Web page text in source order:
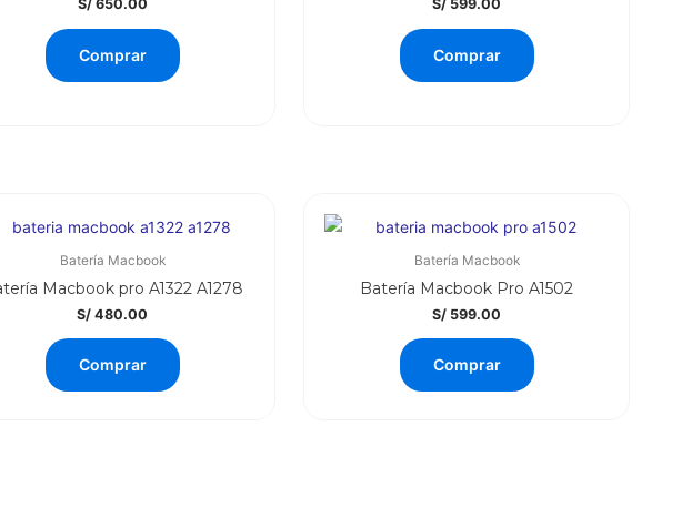
S/650.00
Comprar
S/ 599.00
Comprar
Batería Macbook
Macbook pro A1322 A1278
S/ 480.00
Comprar
Batería Macbook
Batería Macbook Pro A1502
S/ 599.00
Comprar